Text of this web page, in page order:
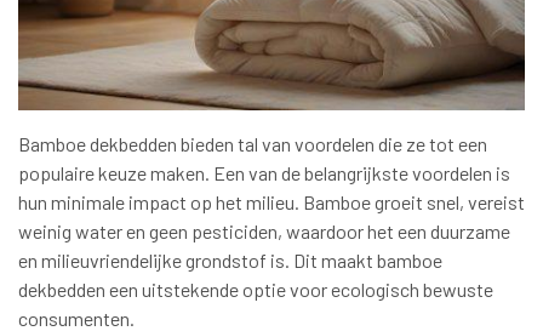
Bamboe dekbedden bieden tal van voordelen die ze tot een
populaire keuze maken. Een van de belangrijkste voordelen is
hun minimale impact op het milieu. Bamboe groeit snel, vereist
weinig water en geen pesticiden, waardoor het een duurzame
en milieuvriendelijke grondstof is. Dit maakt bamboe
dekbedden een uitstekende optie voor ecologisch bewuste
consumenten.